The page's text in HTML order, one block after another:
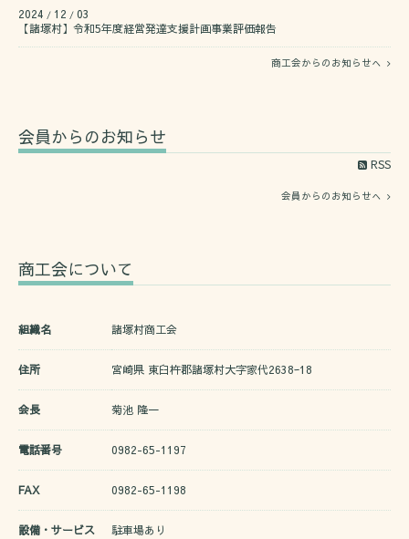
2024 / 12 / 03
【諸塚村】令和5年度経営発達支援計画事業評価報告
商工会からのお知らせへ
会員からのお知らせ
RSS
会員からのお知らせへ
商工会について
組織名 諸塚村商工会
住所 宮崎県 東臼杵郡諸塚村大字家代2638ｰ18
会長 菊池 隆一
電話番号 0982-65-1197
FAX 0982-65-1198
設備・サービス 駐車場あり